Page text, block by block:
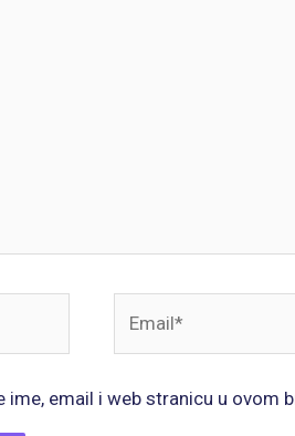
ime, email i web stranicu u ovom